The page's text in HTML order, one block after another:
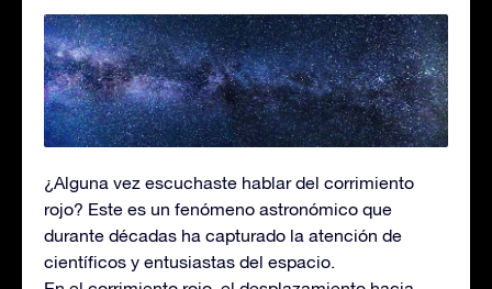
¿Alguna vez escuchaste hablar del corrimiento
rojo? Este es un fenómeno astronómico que
durante décadas ha capturado la atención de
científicos y entusiastas del espacio.